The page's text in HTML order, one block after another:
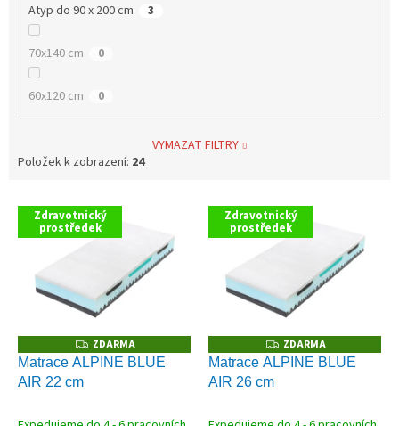
Atyp do 90 x 200 cm 3
70x140 cm 0
60x120 cm 0
VYMAZAT FILTRY
Položek k zobrazení: 24
V
Zdravotnický
prostředek
Z
D
A
ZDARMA
Matrace ALPINE BLUE
AIR 22 cm
Zdravotnický
prostředek
Z
D
A
ZDARMA
Matrace ALPINE BLUE
AIR 26 cm